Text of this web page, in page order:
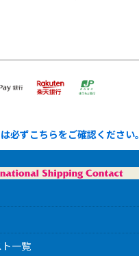
必ずこちらをご確認ください。
一覧